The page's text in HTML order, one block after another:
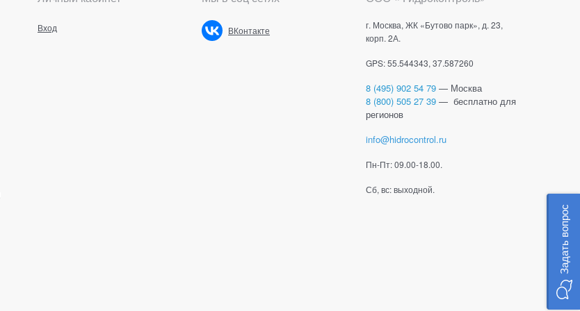
Вход ВКонтакте
г. Москва, ЖК «Бутово парк», д. 23,
корп. 2А.
GPS: 55.544343, 37.587260
8 (495) 902 54 79 — Москва
8 (800) 505 27 39 — бесплатно для
регионов
info@hidrocontrol.ru
Пн-Пт: 09.00-18.00.
Сб, вс: выходной.
Задать вопрос